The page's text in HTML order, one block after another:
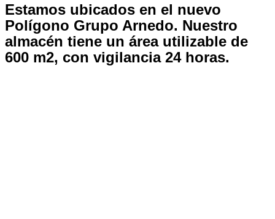
Estamos ubicados en el nuevo
Polígono Grupo Arnedo. Nuestro
almacén tiene un área utilizable de
600 m2, con vigilancia 24 horas.